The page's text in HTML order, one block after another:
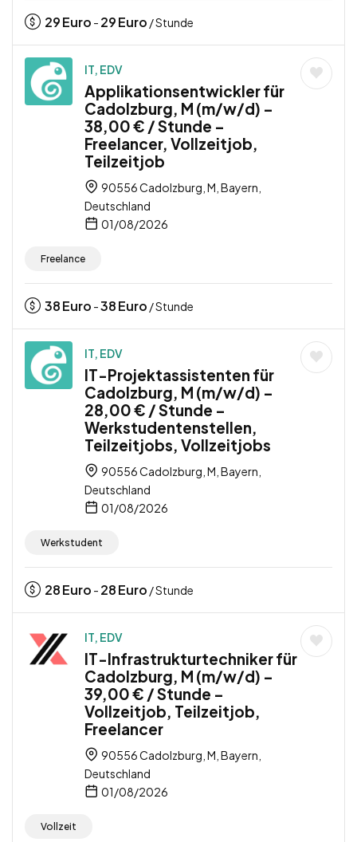
29Euro - 29Euro / Stunde
IT, EDV
Applikationsentwickler für
Cadolzburg, M (m/w/d) –
38,00 € / Stunde –
Freelancer, Vollzeitjob,
Teilzeitjob
90556 Cadolzburg, M, Bayern,
Deutschland
01/08/2026
Freelance
38Euro -38Euro / Stunde
IT, EDV
IT-Projektassistenten für
Cadolzburg, M (m/w/d) –
28,00 € / Stunde –
Werkstudentenstellen,
Teilzeitjobs, Vollzeitjobs
90556 Cadolzburg, M, Bayern,
Deutschland
01/08/2026
Werkstudent
28Euro - 28Euro / Stunde
IT, EDV
IT-Infrastrukturtechniker für
Cadolzburg, M (m/w/d) –
39,00 € / Stunde –
Vollzeitjob, Teilzeitjob,
Freelancer
90556 Cadolzburg, M, Bayern,
Deutschland
01/08/2026
Vollzeit